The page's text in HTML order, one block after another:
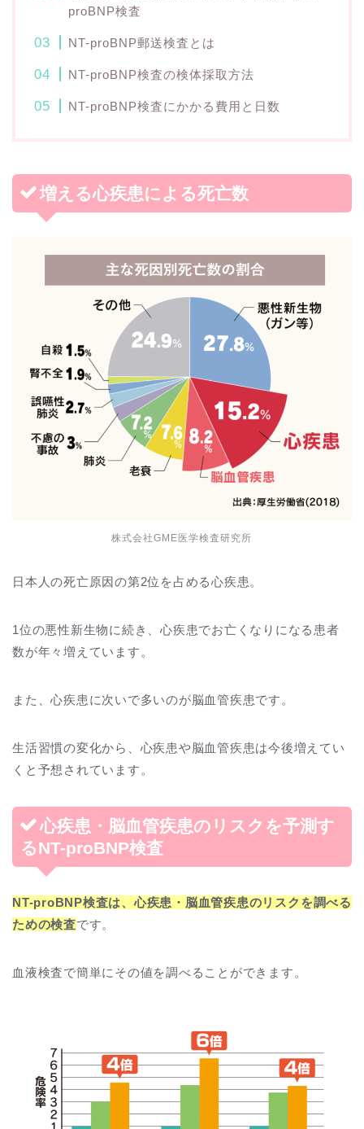
proBNP検査
NT-proBNP郵送検査とは
NT-proBNP検査の検体採取方法
NT-proBNP検査にかかる費用と日数
増える心疾患による死亡数
株式会社GME医学検査研究所
日本人の死亡原因の第2位を占める心疾患。
1位の悪性新生物に続き、心疾患でお亡くなりになる患者
数が年々増えています。
また、心疾患に次いで多いのが脳血管疾患です。
生活習慣の変化から、心疾患や脳血管疾患は今後増えてい
くと予想されています。
心疾患・脳血管疾患のリスクを予測す
るNT-proBNP検査
NT-proBNP検査は、心疾患・脳血管疾患のリスクを調べる
ための検査です。
血液検査で簡単にその値を調べることができます。